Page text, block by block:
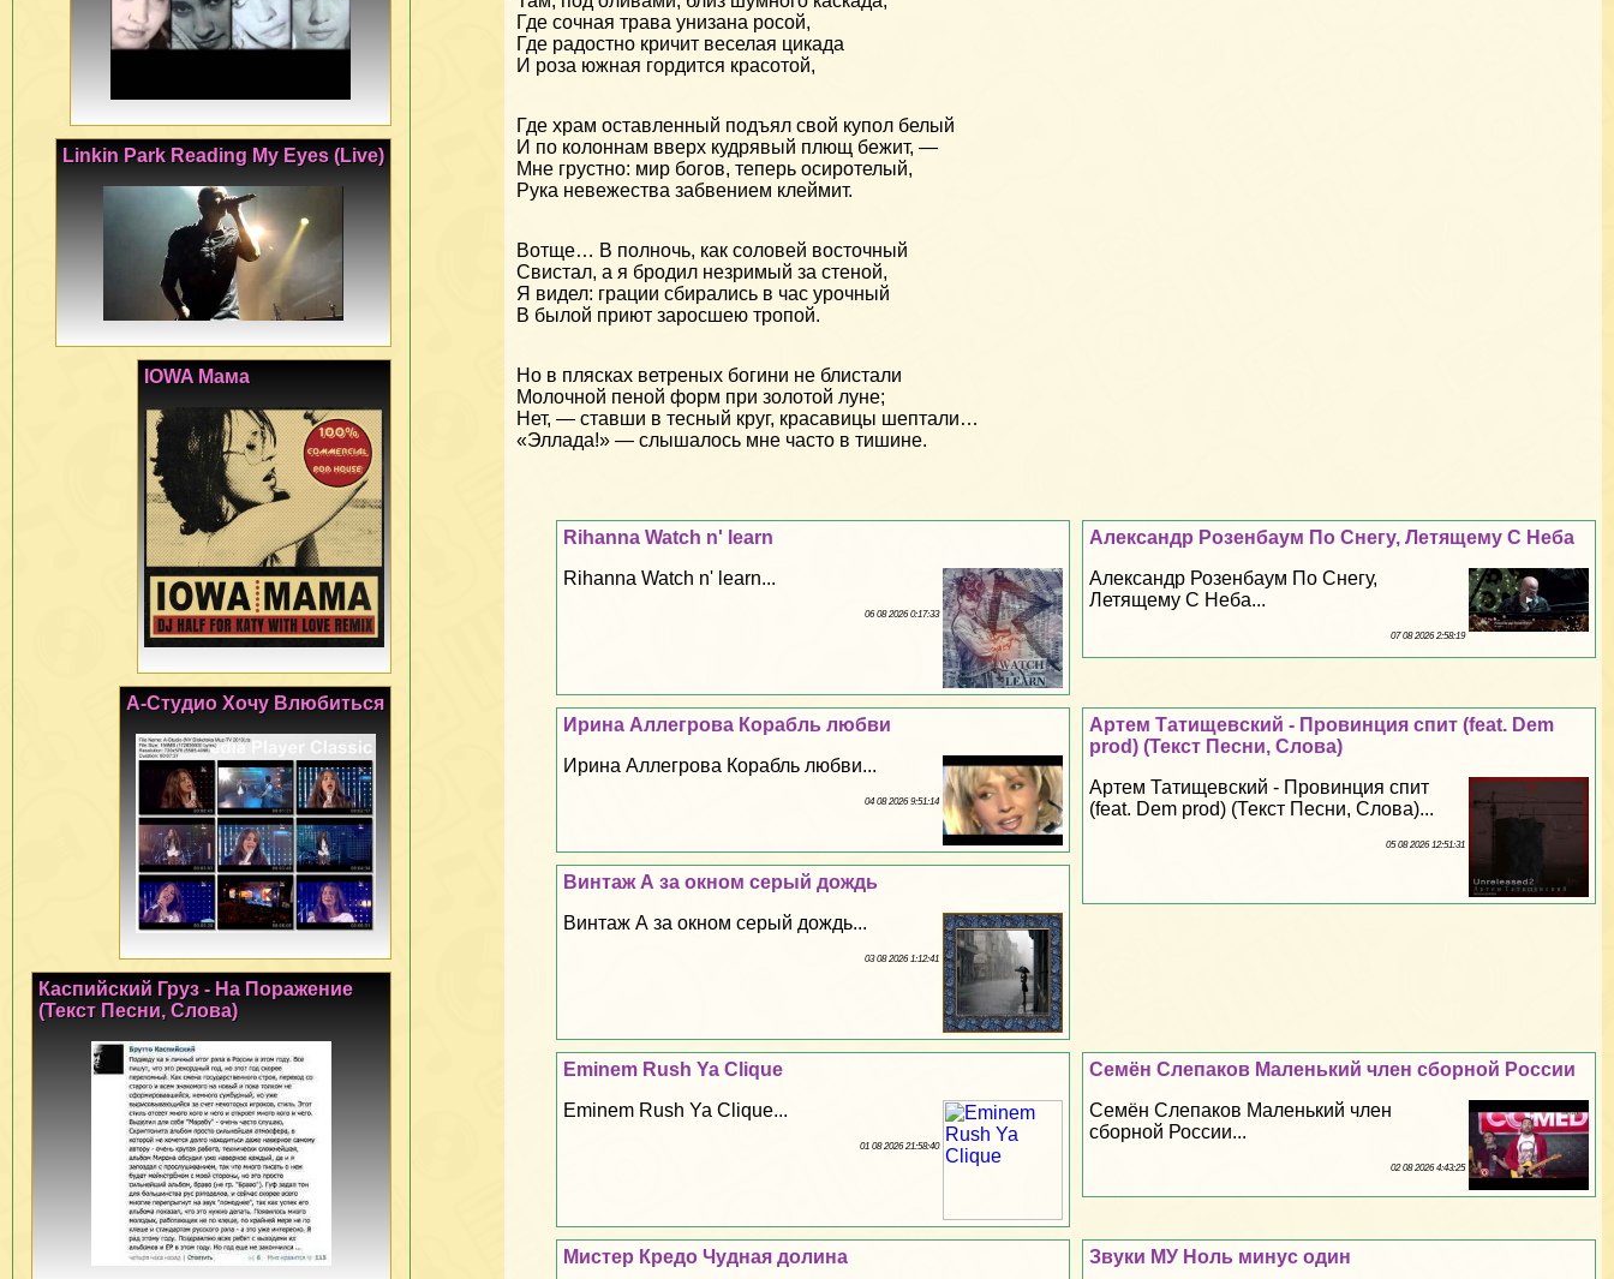
Где сочная трава унизана росой,
Где радостно кричит веселая цикада
И роза южная гордится красотой,
Где храм оставленный подъял свой купол белый
И по колоннам вверх кудрявый плющ бежит, —
Мне грустно: мир богов, теперь осиротелый,
Рука невежества забвением клеймит.
Вотще… В полночь, как соловей восточный
Свистал, а я бродил незримый за стеной,
Я видел: грации сбирались в час урочный
В былой приют заросшею тропой.
Но в плясках ветреных богини не блистали
Молочной пеной форм при золотой луне;
Нет, — ставши в тесный круг, красавицы шептали…
«Эллада!» — слышалось мне часто в тишине.
Александр Розенбаум По Снегу, Летящему С Неба
Александр Розенбаум По Снегу,
Летящему С Неба...
07 08 2026 2:58:19
Rihanna Watch n' learn
Rihanna Watch n' learn...
06 08 2026 0:17:33
Артем Татищевский - Провинция спит (feat. Dem
prod) (Текст Песни, Слова)
Артем Татищевский - Провинция спит
(feat. Dem prod) (Текст Песни, Слова)...
05 08 2026 12:51:31
Ирина Аллегрова Корабль любви
Ирина Аллегрова Корабль любви...
04 08 2026 9:51:14
Винтаж А за окном серый дождь
Винтаж А за окном серый дождь...
03 08 2026 1:12:41
Семён Слепаков Маленький члeн сборной России
Семён Слепаков Маленький члeн
сборной России...
02 08 2026 4:43:25
Eminem Rush Ya Clique
Eminem Rush Ya Clique...
01 08 2026 21:58:40
Звуки МУ Ноль минус один
Мистер Кредо Чудная долина
Linkin Park Reading My Eyes (Live)
IOWA Мама
А-Студио Хочу Влюбиться
Каспийский Груз - На Поражение
(Текст Песни, Слова)